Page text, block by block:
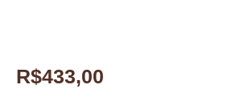
R$433,00